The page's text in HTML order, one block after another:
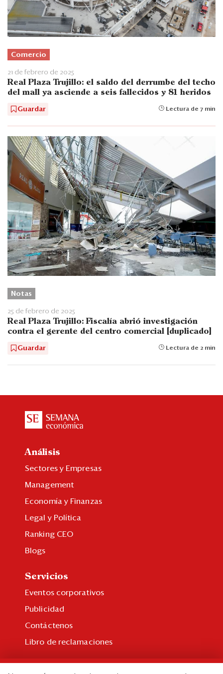
Comercio
21 de febrero de 2025
Real Plaza Trujillo: el saldo del derrumbe del techo
del mall ya asciende a seis fallecidos y 81 heridos
Guardar Lectura de 7 min
Notas
25 de febrero de 2025
Real Plaza Trujillo: Fiscalía abrió investigación
contra el gerente del centro comercial [duplicado]
Guardar Lectura de 2 min
Análisis
Sectores y Empresas
Management
Economía y Finanzas
Legal y Política
Ranking CEO
Blogs
Servicios
Eventos corporativos
Publicidad
Contáctenos
Libro de reclamaciones